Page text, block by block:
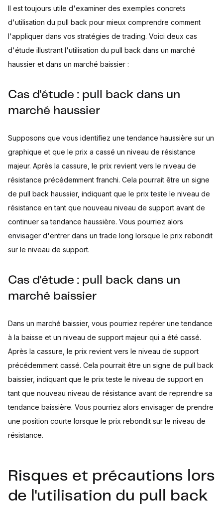
Il est toujours utile d'examiner des exemples concrets
d'utilisation du pull back pour mieux comprendre comment
l'appliquer dans vos stratégies de trading. Voici deux cas
d'étude illustrant l'utilisation du pull back dans un marché
haussier et dans un marché baissier :
Cas d'étude : pull back dans un
marché haussier
Supposons que vous identifiez une tendance haussière sur un
graphique et que le prix a cassé un niveau de résistance
majeur. Après la cassure, le prix revient vers le niveau de
résistance précédemment franchi. Cela pourrait être un signe
de pull back haussier, indiquant que le prix teste le niveau de
résistance en tant que nouveau niveau de support avant de
continuer sa tendance haussière. Vous pourriez alors
envisager d'entrer dans un trade long lorsque le prix rebondit
sur le niveau de support.
Cas d'étude : pull back dans un
marché baissier
Dans un marché baissier, vous pourriez repérer une tendance
à la baisse et un niveau de support majeur qui a été cassé.
Après la cassure, le prix revient vers le niveau de support
précédemment cassé. Cela pourrait être un signe de pull back
baissier, indiquant que le prix teste le niveau de support en
tant que nouveau niveau de résistance avant de reprendre sa
tendance baissière. Vous pourriez alors envisager de prendre
une position courte lorsque le prix rebondit sur le niveau de
résistance.
Risques et précautions lors
de l'utilisation du pull back